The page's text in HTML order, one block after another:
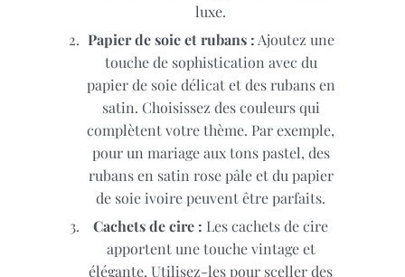
luxe.
Papier de soie et rubans :Ajoutez une
touche de sophistication avec du
papier de soie délicat et des rubans en
satin. Choisissez des couleurs qui
complètent votre thème. Par exemple,
pour un mariage aux tons pastel, des
rubans en satin rose pâle et du papier
de soie ivoire peuvent être parfaits.
Cachets de cire : Les cachets de cire
apportent une touche vintage et
élégante. Utilisez-les pour sceller des